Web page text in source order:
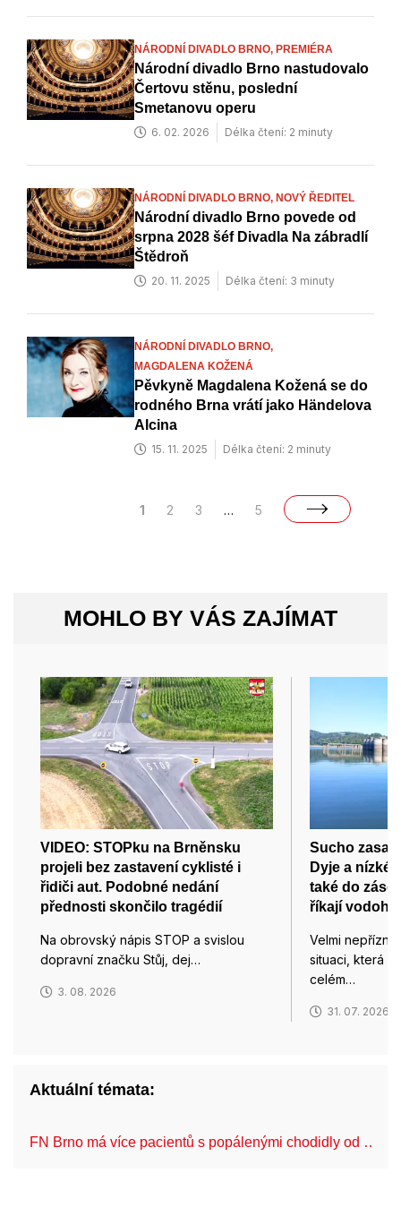
NÁRODNÍ DIVADLO BRNO, PREMIÉRA
Národní divadlo Brno nastudovalo
Čertovu stěnu, poslední
Smetanovu operu
6. 02. 2026 Délka čtení: 2 minuty
NÁRODNÍ DIVADLO BRNO, NOVÝ ŘEDITEL
Národní divadlo Brno povede od
srpna 2028 šéf Divadla Na zábradlí
Štědroň
20. 11. 2025 Délka čtení: 3 minuty
NÁRODNÍ DIVADLO BRNO,
MAGDALENA KOŽENÁ
Pěvkyně Magdalena Kožená se do
rodného Brna vrátí jako Händelova
Alcina
15. 11. 2025 Délka čtení: 2 minuty
1 2 3 … 5
MOHLO BY VÁS ZAJÍMAT
VIDEO: STOPku na Brněnsku
projeli bez zastavení cyklisté i
řidiči aut. Podobné nedání
přednosti skončilo tragédií
Na obrovský nápis STOP a svislou
dopravní značku Stůj, dej…
3. 08. 2026
Sucho
Dyje a nízké
také do
říkají
Velmi
situaci, která v
celém…
31. 07. 2026
Aktuální témata:
FN Brno má více pacientů s popálenými chodidly od …